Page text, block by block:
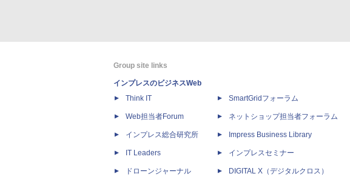
Group site links
インプレスのビジネスWeb
Think IT
Web担当者Forum
インプレス総合研究所
IT Leaders
ドローンジャーナル
SmartGridフォーラム
ネットショップ担当者フォーラム
Impress Business Library
インプレスセミナー
DIGITAL X（デジタルクロス）